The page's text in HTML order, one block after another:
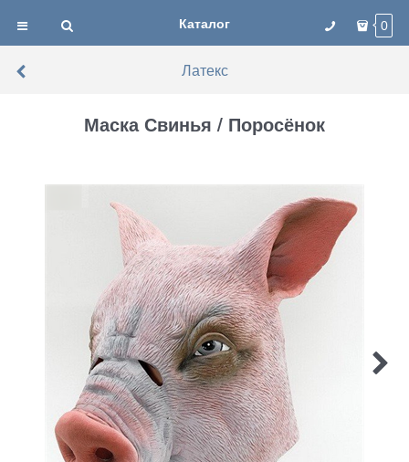
Каталог 0
Латекс
Маска Свинья / Поросёнок